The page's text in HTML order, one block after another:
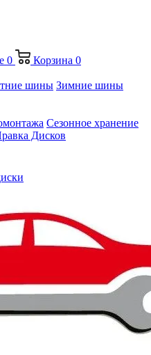
0 Корзина 0
шины Зимние шины
Сезонное хранение
Дисков